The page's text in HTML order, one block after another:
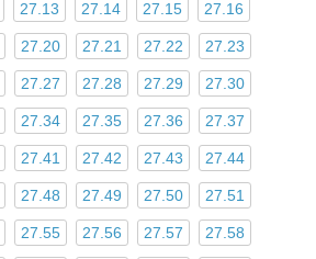
27.13 27.14 27.15 27.16
27.20 27.21 27.22 27.23
27.27 27.28 27.29 27.30
27.34 27.35 27.36 27.37
27.41 27.42 27.43 27.44
27.48 27.49 27.50 27.51
27.55 27.56 27.57 27.58